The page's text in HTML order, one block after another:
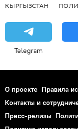
КЫРГЫЗСТАН
Telegram
О проекте Правила
Контакты и
Пресс-релизы